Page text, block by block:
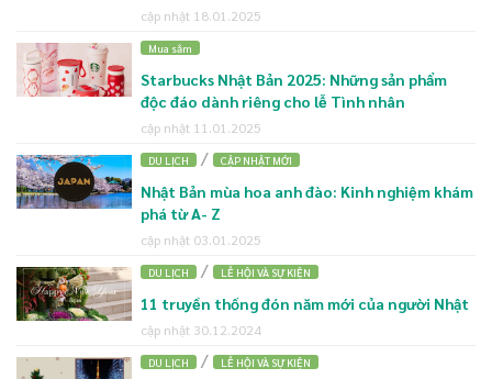
cập nhật 18.01.2025
Mua sắm
Starbucks Nhật Bản 2025: Những sản phẩm
độc đáo dành riêng cho lễ Tình nhân
cập nhật 11.01.2025
DU LỊCH / CẬP NHẬT MỚI
Nhật Bản mùa hoa anh đào: Kinh nghiệm khám
phá từ A- Z
cập nhật 03.01.2025
DU LỊCH / LỄ HỘI VÀ SỰ KIỆN
11 truyền thống đón năm mới của người Nhật
cập nhật 30.12.2024
DU LỊCH / LỄ HỘI VÀ SỰ KIỆN